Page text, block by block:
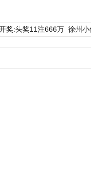
奖:头奖11注666万 徐州